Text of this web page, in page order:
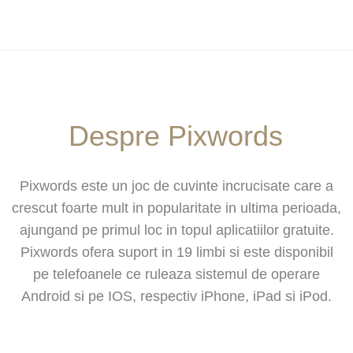
Despre Pixwords
Pixwords este un joc de cuvinte incrucisate care a
crescut foarte mult in popularitate in ultima perioada,
ajungand pe primul loc in topul aplicatiilor gratuite.
Pixwords ofera suport in 19 limbi si este disponibil
pe telefoanele ce ruleaza sistemul de operare
Android si pe IOS, respectiv iPhone, iPad si iPod.